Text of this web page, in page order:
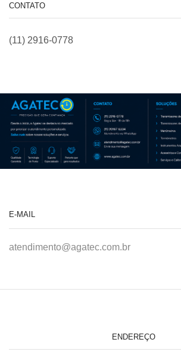
CONTATO
(11) 2916-0778
E-MAIL
atendimento@agatec.com.br
ENDEREÇO